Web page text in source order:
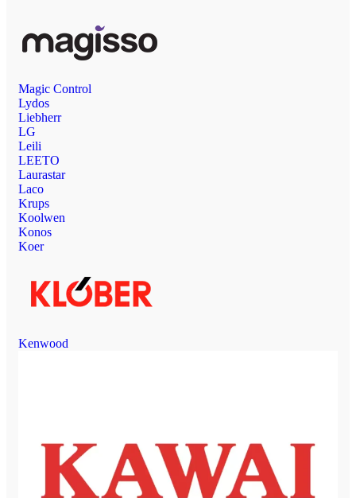
Magic Control
Lydos
Liebherr
LG
Leili
LEETO
Laurastar
Laco
Krups
Koolwen
Konos
Koer
Kenwood